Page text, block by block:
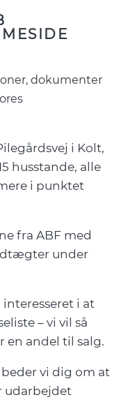
dokumenter
i Kolt,
husstande, alle
i punktet
fra ABF med
under
i at
– vi vil så
en andel til salg.
vi dig om at
udarbejdet